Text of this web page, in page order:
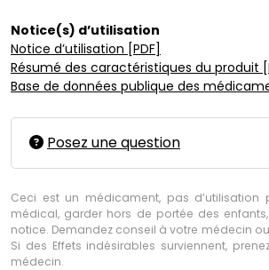
Notice(s) d’utilisation
Notice d’utilisation [PDF]
Résumé des caractéristiques du produit
Base de données publique des
Posez une question
Ceci est un médicament, pas d’utilisation
médical, garder hors de portée des
notice. Demandez conseil à votre médecin
Si des Effets indésirables surviennent,
médecin.